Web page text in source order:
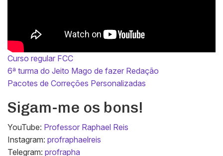
Curso regular FCC
6ª turma do Jeito Mago de fazer Redação
Pacotes de Correções Personalizadas
Sigam-me os bons!
YouTube: Professor Raphael Reis
Instagram: profraphaelreis
Telegram: profrapha